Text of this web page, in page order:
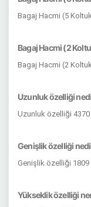
Bagaj Hacmi (5
Bagaj Hacmi (2
Bagaj Hacmi (2
Uzunluk özelliği
Uzunluk özelliği
Genişlik özelliği
Genişlik özelliği
Yükseklik özelliği